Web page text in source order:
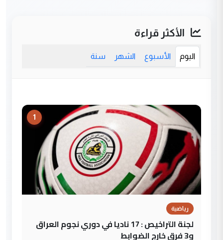
الأكثر قراءة
اليوم الأسبوع الشهر سنة
1
رياضية
لجنة التراخيص : 17 ناديا في دوري نجوم العراق
و3 فرق خارج الضوابط